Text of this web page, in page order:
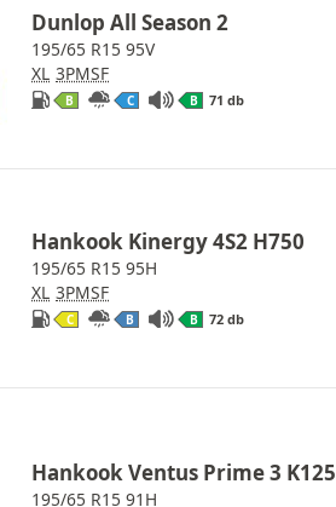
Dunlop All Season 2
195/65 R15 95V
XL 3PMSF
B C B 71 db
Hankook Kinergy 4S2 H750
195/65 R15 95H
XL 3PMSF
C B B 72 db
Hankook Ventus Prime 3 K125
195/65 R15 91H